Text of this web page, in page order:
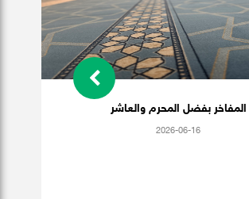
المفاخر بفضل المحرم والعاشر
2026-06-16